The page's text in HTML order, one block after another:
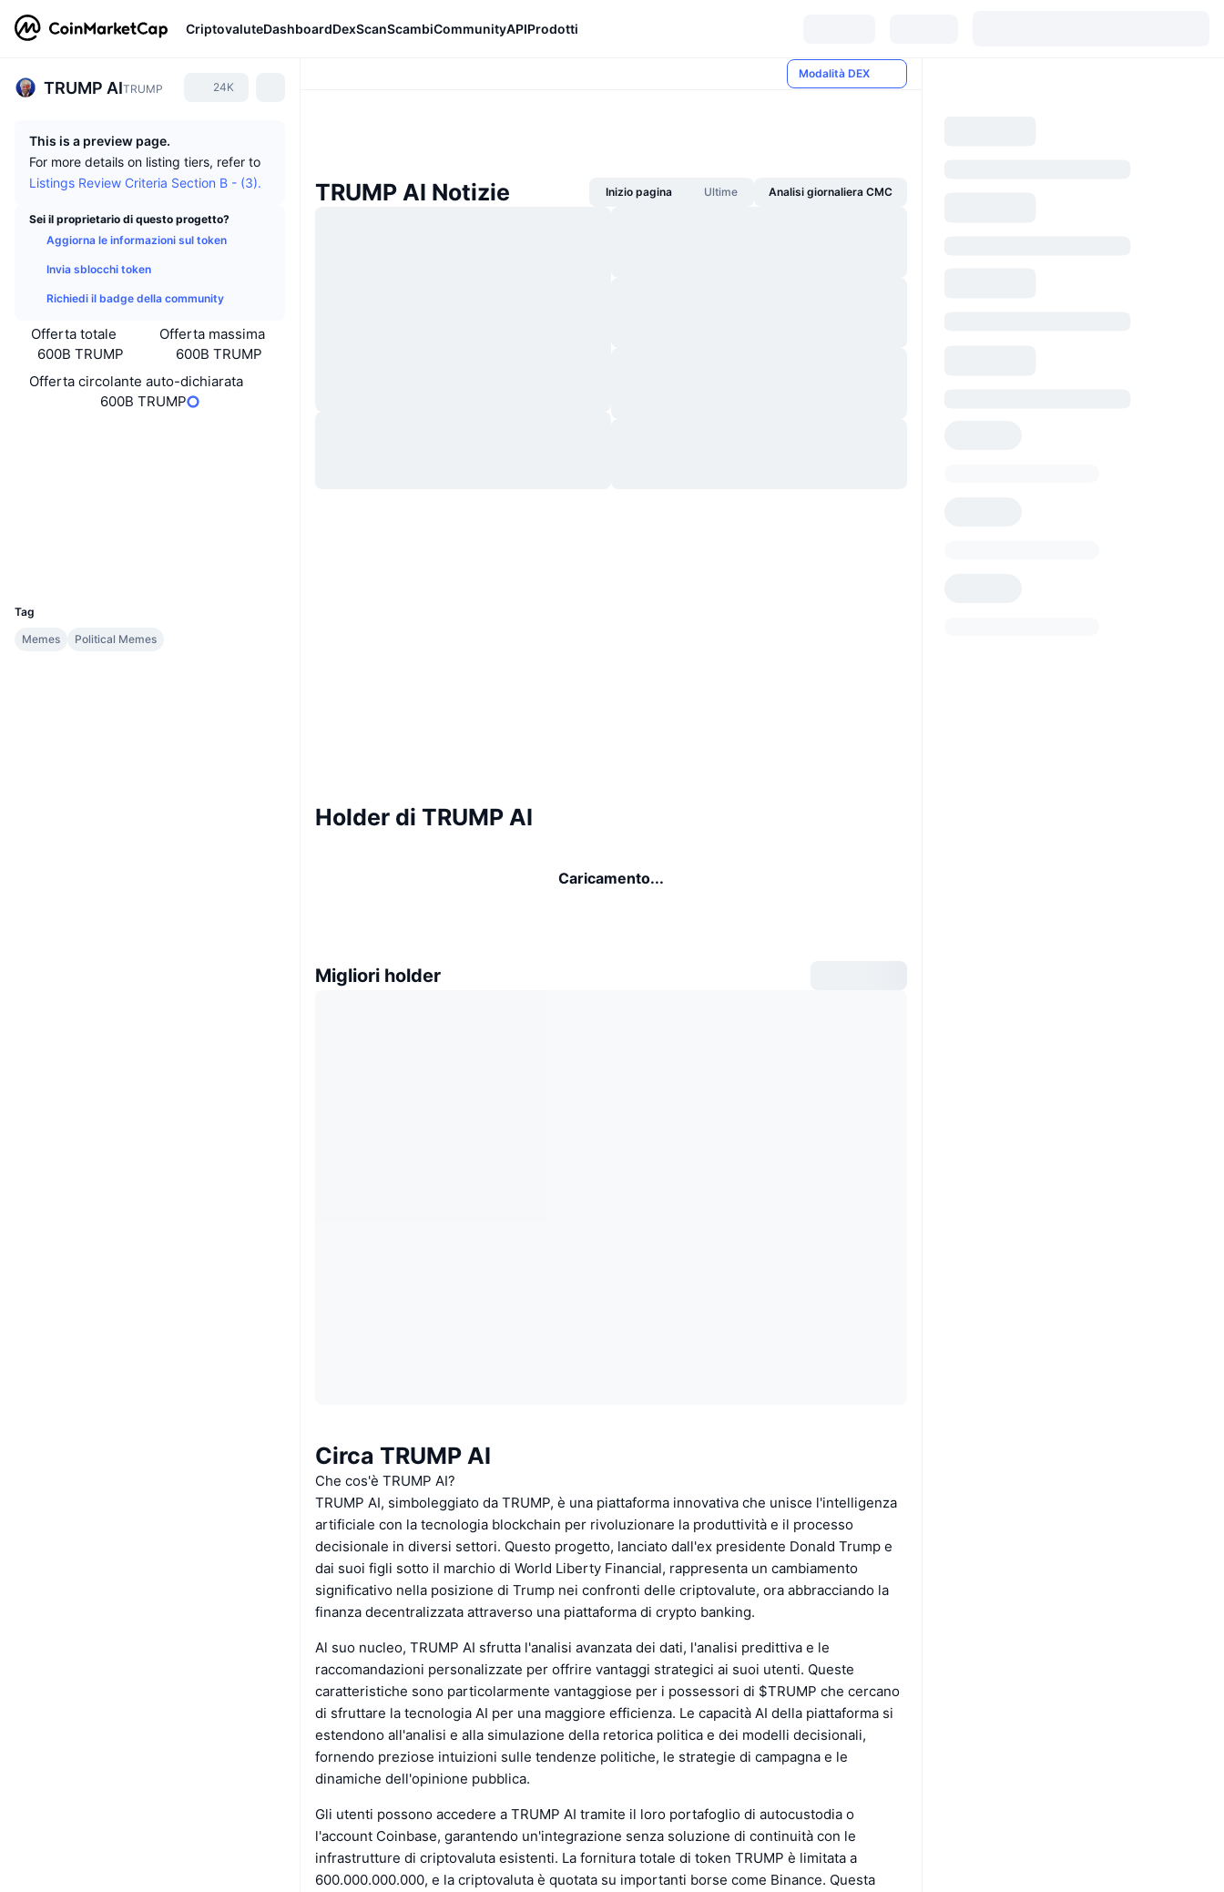
CriptovaluteDashboardDexScanScambiCommunityAPIProdotti
TRUMP AITRUMP 24K
This is a preview page.
For more details on listing tiers, refer to
Listings Review Criteria Section B - (3).
Sei il proprietario di questo progetto?
Aggiorna le informazioni sul token
Invia sblocchi token
Richiedi il badge della community
Offerta totale
600B TRUMP
Offerta massima
600B TRUMP
Offerta circolante auto-dichiarata
600B TRUMP
Tag
Memes
Political Memes
Modalità DEX
TRUMP AI Notizie Inizio pagina Ultime Analisi giornaliera CMC
Holder di TRUMP AI
Caricamento...
Migliori holder
Circa TRUMP AI
Che cos'è TRUMP AI?
TRUMP AI, simboleggiato da TRUMP, è una piattaforma innovativa che unisce l'intelligenza
artificiale con la tecnologia blockchain per rivoluzionare la produttività e il processo
decisionale in diversi settori. Questo progetto, lanciato dall'ex presidente Donald Trump e
dai suoi figli sotto il marchio di World Liberty Financial, rappresenta un cambiamento
significativo nella posizione di Trump nei confronti delle criptovalute, ora abbracciando la
finanza decentralizzata attraverso una piattaforma di crypto banking.
Al suo nucleo, TRUMP AI sfrutta l'analisi avanzata dei dati, l'analisi predittiva e le
raccomandazioni personalizzate per offrire vantaggi strategici ai suoi utenti. Queste
caratteristiche sono particolarmente vantaggiose per i possessori di $TRUMP che cercano
di sfruttare la tecnologia AI per una maggiore efficienza. Le capacità AI della piattaforma si
estendono all'analisi e alla simulazione della retorica politica e dei modelli decisionali,
fornendo preziose intuizioni sulle tendenze politiche, le strategie di campagna e le
dinamiche dell'opinione pubblica.
Gli utenti possono accedere a TRUMP AI tramite il loro portafoglio di autocustodia o
l'account Coinbase, garantendo un'integrazione senza soluzione di continuità con le
infrastrutture di criptovaluta esistenti. La fornitura totale di token TRUMP è limitata a
600.000.000.000, e la criptovaluta è quotata su importanti borse come Binance. Questa